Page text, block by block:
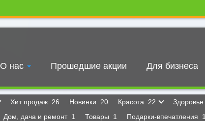
О нас Прошедшие акции Для бизнеса
Хит продаж 26 Новинки 20 Красота 22 Здоровье
Дом, дача и ремонт 1 Товары 1 Подарки-впечатления 1